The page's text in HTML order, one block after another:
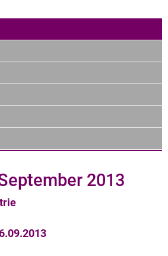
2013